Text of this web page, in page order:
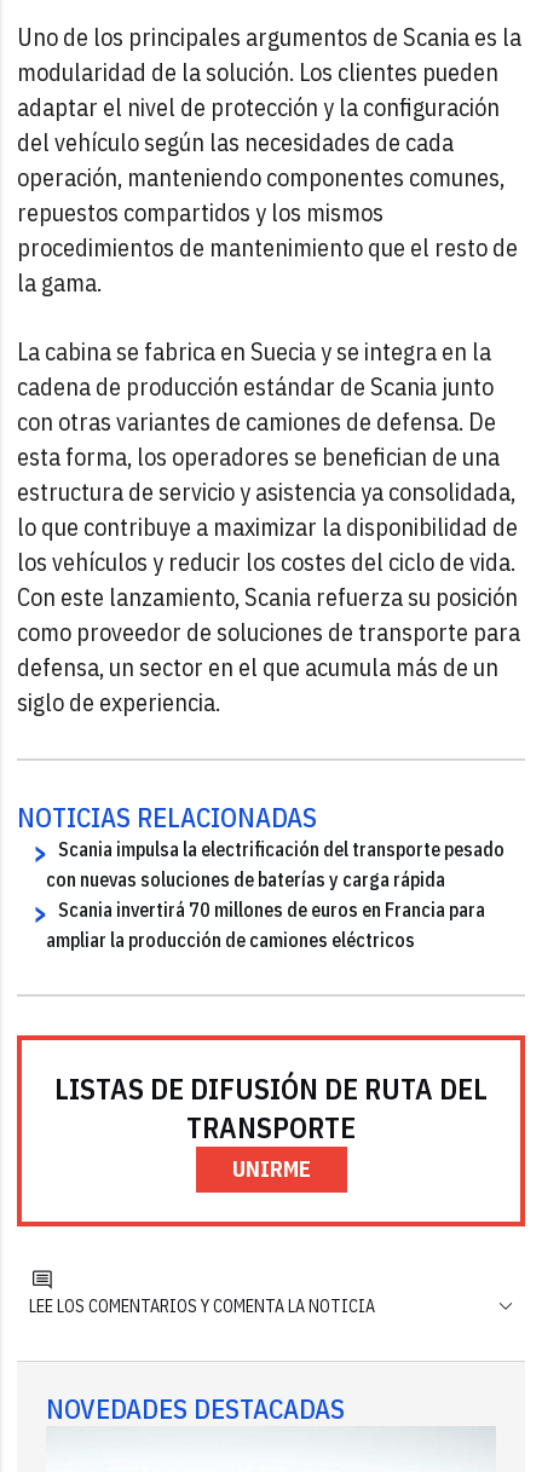
Uno de los principales argumentos de Scania es la
modularidad de la solución. Los clientes pueden
adaptar el nivel de protección y la configuración
del vehículo según las necesidades de cada
operación, manteniendo componentes comunes,
repuestos compartidos y los mismos
procedimientos de mantenimiento que el resto de
la gama.
La cabina se fabrica en Suecia y se integra en la
cadena de producción estándar de Scania junto
con otras variantes de camiones de defensa. De
esta forma, los operadores se benefician de una
estructura de servicio y asistencia ya consolidada,
lo que contribuye a maximizar la disponibilidad de
los vehículos y reducir los costes del ciclo de vida.
Con este lanzamiento, Scania refuerza su posición
como proveedor de soluciones de transporte para
defensa, un sector en el que acumula más de un
siglo de experiencia.
NOTICIAS RELACIONADAS
Scania impulsa la electrificación del transporte pesado
con nuevas soluciones de baterías y carga rápida
Scania invertirá 70 millones de euros en Francia para
ampliar la producción de camiones eléctricos
LISTAS DE DIFUSIÓN DE RUTA DEL
TRANSPORTE
UNIRME
LEE LOS COMENTARIOS Y COMENTA LA NOTICIA
NOVEDADES DESTACADAS